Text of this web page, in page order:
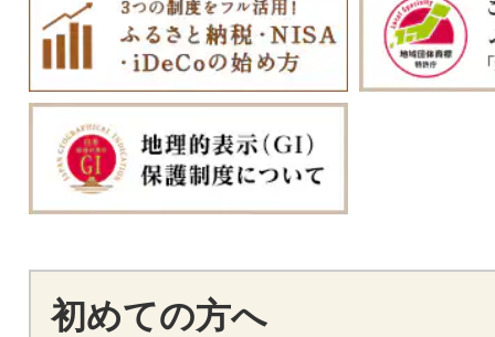
初めての方へ